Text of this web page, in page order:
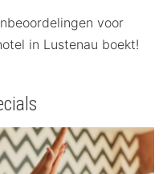
voor
in Lustenau boekt!